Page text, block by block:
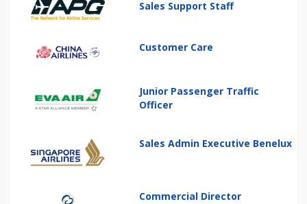
Sales Support Staff
Customer Care
Junior Passenger Traffic
Officer
Sales Admin Executive Benelux
Commercial Director